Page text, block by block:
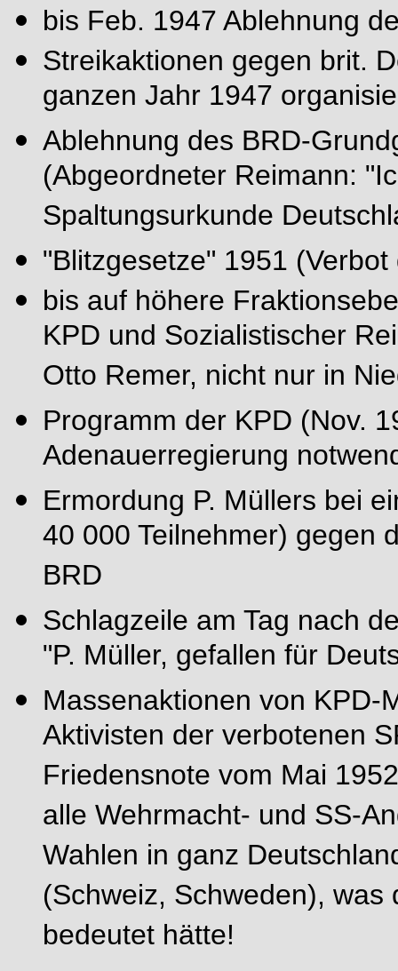
bis Feb. 1947 Ablehnung
Streikaktionen gegen brit.
ganzen Jahr 1947
Ablehnung des BRD-
(Abgeordneter Reimann:
Spaltungsurkunde
"Blitzgesetze" 1951
bis auf höhere
KPD und Sozialistischer
Otto Remer, nicht nur in
Programm der KPD (Nov.
Adenauerregierung
Ermordung P. Müllers bei
40 000 Teilnehmer) gegen
BRD
Schlagzeile am Tag nach
"P. Müller, gefallen für
Massenaktionen von KPD-
Aktivisten der verbotenen
Friedensnote vom Mai
alle Wehrmacht- und SS-
Wahlen in ganz
(Schweiz, Schweden),
bedeutet hätte!